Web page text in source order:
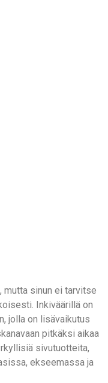
mutta sinun ei tarvitse
Inkiväärillä on
jolla on lisävaikutus
pitkäksi aikaa
sivutuotteita,
ekseemassa ja